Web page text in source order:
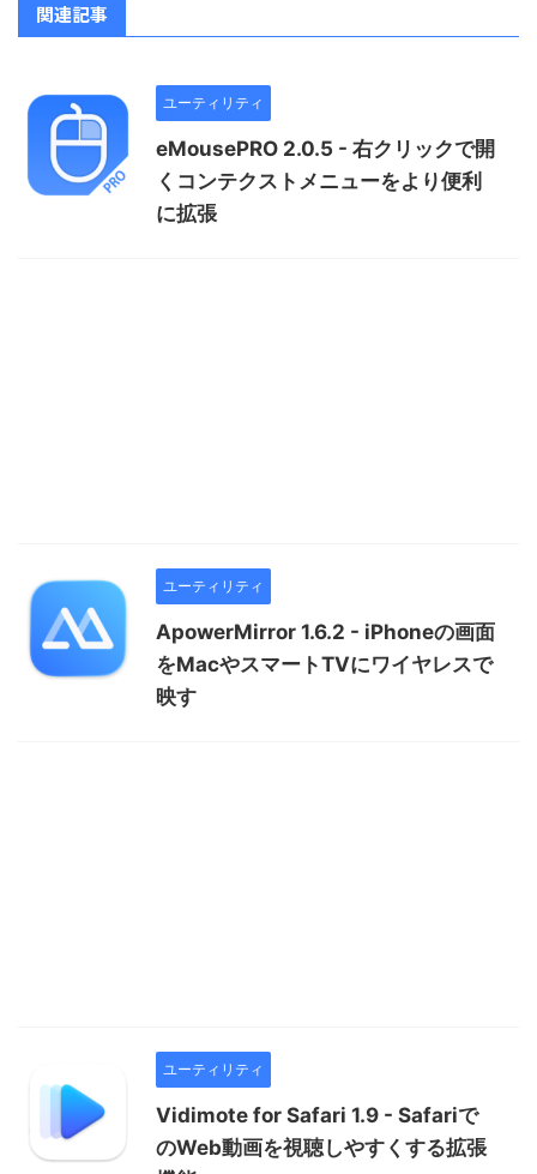
関連記事
ユーティリティ
eMousePRO 2.0.5 - 右クリックで開
くコンテクストメニューをより便利
に拡張
ユーティリティ
ApowerMirror 1.6.2 - iPhoneの画面
をMacやスマートTVにワイヤレスで
映す
ユーティリティ
Vidimote for Safari 1.9 - Safariで
のWeb動画を視聴しやすくする拡張